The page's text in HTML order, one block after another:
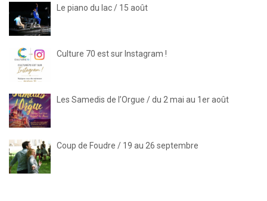
Le piano du lac / 15 août
Culture 70 est sur Instagram !
Les Samedis de l’Orgue / du 2 mai au 1er août
Coup de Foudre / 19 au 26 septembre